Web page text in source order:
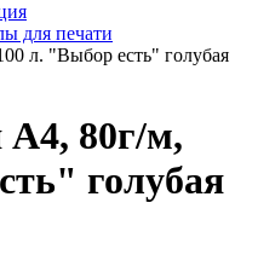
для печати
л. "Выбор есть" голубая
A4, 80г/м,
голубая